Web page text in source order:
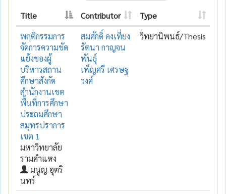
Title Contributor
Type
พฤติกรรมการ
จัดการความขัด
แย้งของผู้
บริหารสถาน
ศึกษาสังกัด
สำนักงานเขต
พื้นที่การศึกษา
ประถมศึกษา
สมุทรปราการ
เขต 1
มหาวิทยาลัย
รามคำแหง
มนูญ อุตริ
นทร์
สมศักดิ์ คงเที่ยง
รัตนา กาญจน
พันธุ์
เพ็ญศรี เศรษฐ
วงศ์
วิทยานิพนธ์/Thesis